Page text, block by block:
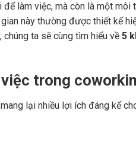
làm việc, mà còn là một
này thường được thiết kế
ta sẽ cùng tìm hiểu về 5
trong
lại nhiều lợi ích đáng kể